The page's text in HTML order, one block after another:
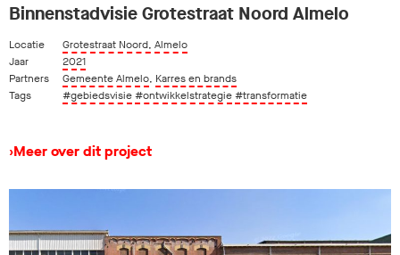
Binnenstadvisie Grotestraat Noord Almelo
Locatie
Grotestraat Noord, Almelo
Jaar
2021
Partners
Gemeente Almelo, Karres en brands
Tags
#gebiedsvisie#ontwikkelstrategie#transformatie
›Meer over dit project